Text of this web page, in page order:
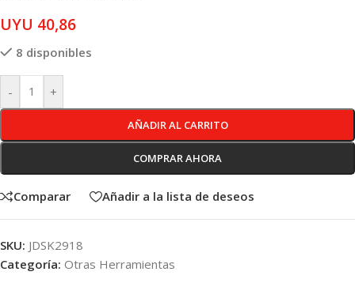
UYU 40,86
8 disponibles
- +
AÑADIR AL CARRITO
COMPRAR AHORA
Comparar Añadir a la lista de deseos
SKU: JDSK2918
Categoría: Otras Herramientas